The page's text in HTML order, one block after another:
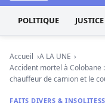
POLITIQUE JUSTICE
Accueil
A LA UNE
Accident mortel à Colobane
chauffeur de camion et le
FAITS DIVERS & INSOLITES